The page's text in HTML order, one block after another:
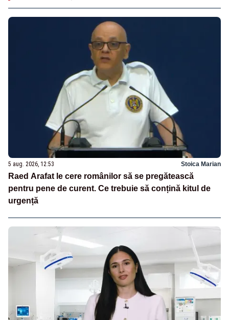
5 aug. 2026, 12:53 Stoica Marian
Raed Arafat le cere românilor să se pregătească
pentru pene de curent. Ce trebuie să conțină kitul de
urgență